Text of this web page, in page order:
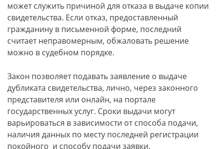
может служить причиной для отказа в выдаче копии
свидетельства. Если отказ, предоставленный
гражданину в письменной форме, последний
считает неправомерным, обжаловать решение
можно в судебном порядке.
Закон позволяет подавать заявление о выдаче
дубликата свидетельства, лично, через законного
представителя или онлайн, на портале
государственных услуг. Сроки выдачи могут
варьироваться в зависимости от способа подачи,
наличия данных по месту последней регистрации
покойного и способу подачи заявки.